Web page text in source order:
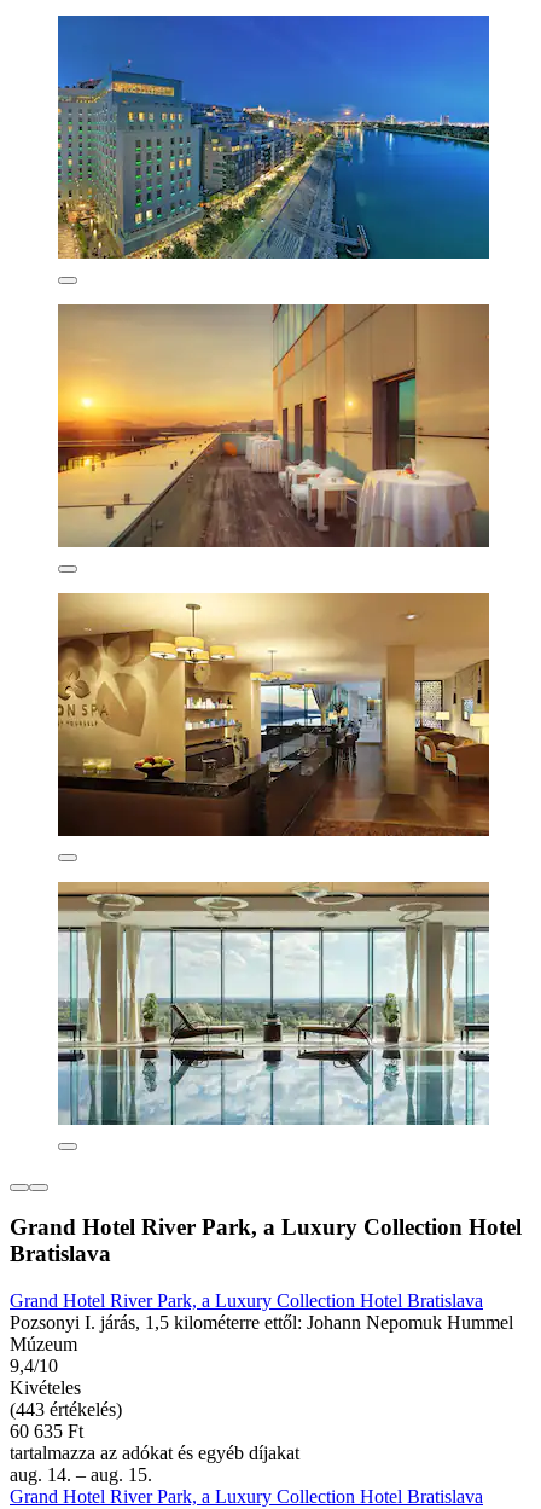
Grand Hotel River Park, a Luxury Collection Hotel
Bratislava
Grand Hotel River Park, a Luxury Collection Hotel Bratislava
Pozsonyi I. járás, 1,5 kilométerre ettől: Johann Nepomuk Hummel
Múzeum
9,4/10
Kivételes
(443 értékelés)
60 635 Ft
tartalmazza az adókat és egyéb díjakat
aug. 14. – aug. 15.
Grand Hotel River Park, a Luxury Collection Hotel Bratislava